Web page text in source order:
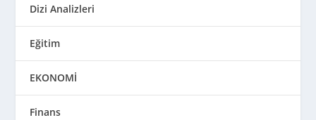
Dizi Analizleri
Eğitim
EKONOMİ
Finans